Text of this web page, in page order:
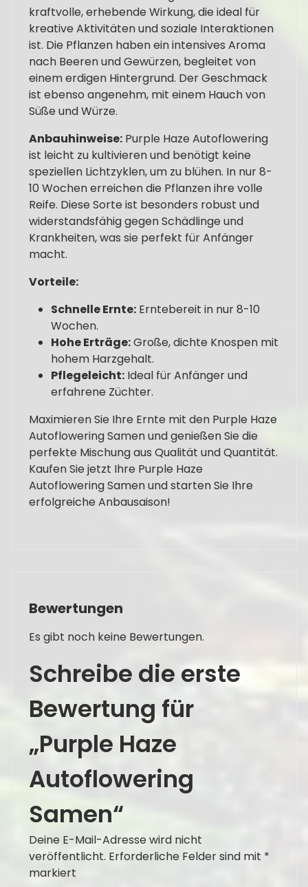
kraftvolle, erhebende Wirkung, die ideal für
kreative Aktivitäten und soziale Interaktionen
ist. Die Pflanzen haben ein intensives Aroma
nach Beeren und Gewürzen, begleitet von
einem erdigen Hintergrund. Der Geschmack
ist ebenso angenehm, mit einem Hauch von
Süße und Würze.
Anbauhinweise: Purple Haze Autoflowering
ist leicht zu kultivieren und benötigt keine
speziellen Lichtzyklen, um zu blühen. In nur 8-
10 Wochen erreichen die Pflanzen ihre volle
Reife. Diese Sorte ist besonders robust und
widerstandsfähig gegen Schädlinge und
Krankheiten, was sie perfekt für Anfänger
macht.
Vorteile:
Schnelle Ernte: Erntebereit in nur 8-10
Wochen.
Hohe Erträge:Große, dichte Knospen mit
hohem Harzgehalt.
Pflegeleicht: Ideal für Anfänger und
erfahrene Züchter.
Maximieren Sie Ihre Ernte mit den Purple Haze
Autoflowering Samen und genießen Sie die
perfekte Mischung aus Qualität und Quantität.
Kaufen Sie jetzt Ihre Purple Haze
Autoflowering Samen und starten Sie Ihre
erfolgreiche Anbausaison!
Bewertungen
Es gibt noch keine Bewertungen.
Schreibe die erste
Bewertung für
„Purple Haze
Autoflowering
Samen“
Deine E-Mail-Adresse wird nicht
veröffentlicht. Erforderliche Felder sind mit *
markiert